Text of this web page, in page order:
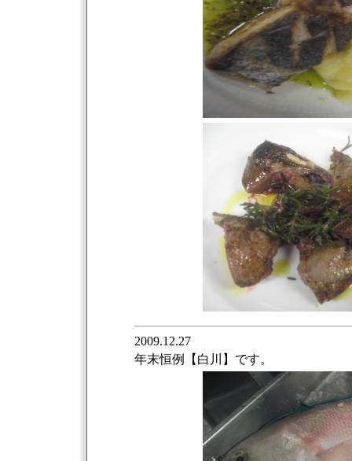
2009.12.27
年末恒例【白川】です。